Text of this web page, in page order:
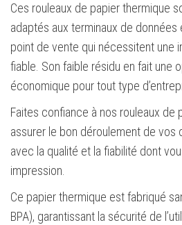
Ces rouleaux de papier thermique
adaptés aux terminaux de
point de vente qui nécessitent une
fiable. Son faible résidu en fait une
économique pour tout type
Faites confiance à nos rouleaux de
assurer le bon déroulement de vos
avec la qualité et la fiabilité dont
impression.
Ce papier thermique est fabriqué
BPA), garantissant la sécurité de